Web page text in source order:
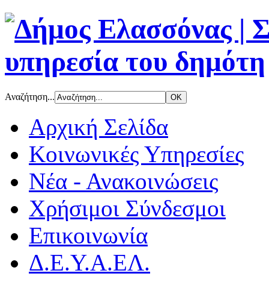
Αναζήτηση...
Αρχική Σελίδα
Κοινωνικές Υπηρεσίες
Νέα - Ανακοινώσεις
Χρήσιμοι Σύνδεσμοι
Επικοινωνία
Δ.Ε.Υ.Α.ΕΛ.